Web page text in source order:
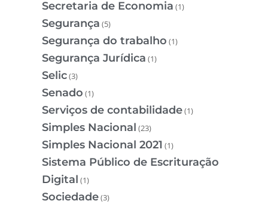
Secretaria de Economia (1)
Segurança (5)
Segurança do trabalho (1)
Segurança Jurídica (1)
Selic(3)
Senado (1)
Serviços de contabilidade(1)
Simples Nacional (23)
Simples Nacional 2021 (1)
Sistema Público de Escrituração
Digital (1)
Sociedade(3)